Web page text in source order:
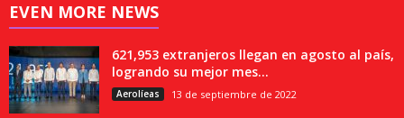
EVEN MORE NEWS
621,953 extranjeros llegan en agosto al país,
logrando su mejor mes...
Aerolíeas 13 de septiembre de 2022